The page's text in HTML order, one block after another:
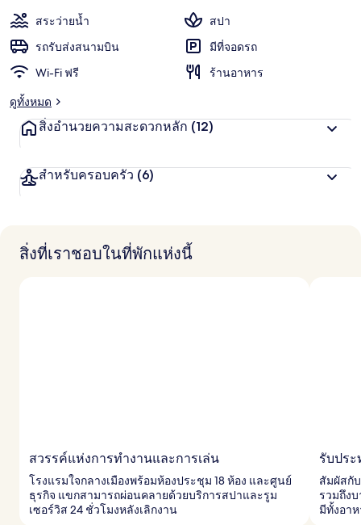
ชอบ
แ
น
น
ง
จ
า
า
ง
สระว่ายน้ำ
สปา
รถรับส่งสนามบิน
มีที่จอดรถ
Wi-Fi ฟรี
ร้านอาหาร
ดูทั้งหมด
สิ่งอำนวยความสะดวกหลัก (12)
สำหรับครอบครัว (6)
สิ่งที่เราชอบในที่พักแห่งนี้
สวรรค์แห่งการทำงานและการเล่น
โรงแรมใจกลางเมืองพร้อมห้องประชุม 18 ห้อง และศูนย์
ธุรกิจ แขกสามารถผ่อนคลายด้วยบริการสปาและรูม
เซอร์วิส 24 ชั่วโมงหลังเลิกงาน
รับปร
สัมผัสกั
รวมถึง
มีทั้งอา